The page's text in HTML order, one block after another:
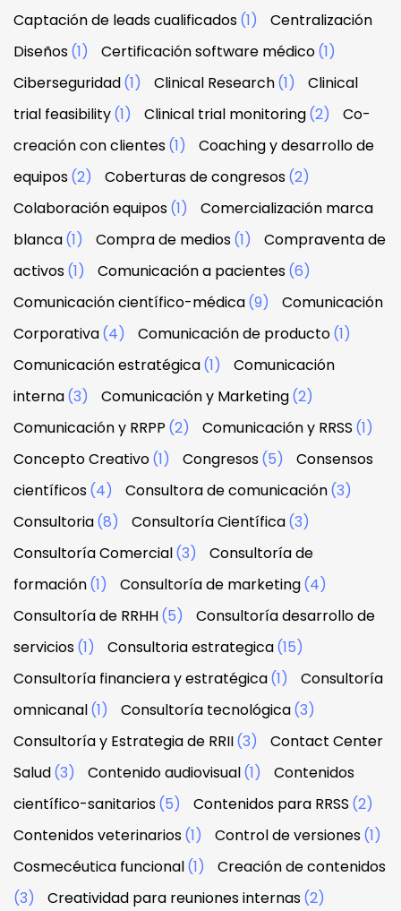
Captación de leads cualificados(1)
Centralización
Diseños(1) Certificación software médico(1)
Ciberseguridad(1) Clinical Research(1)
Clinical
trial feasibility(1) Clinical trial monitoring(2)
Co-
creación con clientes(1)
Coaching y desarrollo de
equipos(2) Coberturas de congresos(2)
Colaboración equipos(1)
Comercialización marca
blanca(1) Compra de medios(1)
Compraventa de
activos(1) Comunicación a pacientes(6)
Comunicación científico-médica(9)
Comunicación
Corporativa(4) Comunicación de producto(1)
Comunicación estratégica(1)
Comunicación
interna(3) Comunicación y Marketing(2)
Comunicación y RRPP (2) Comunicación y RRSS (1)
Concepto Creativo(1) Congresos(5)
Consensos
científicos(4) Consultora de comunicación(3)
Consultoria(8) Consultoría Científica(3)
Consultoría Comercial(3)
Consultoría de
formación(1) Consultoría de marketing(4)
Consultoría de RRHH(5)
Consultoría desarrollo de
servicios(1) Consultoria estrategica(15)
Consultoría financiera y estratégica(1)
Consultoría
omnicanal(1) Consultoría tecnológica(3)
Consultoría y Estrategia de RRII(3)
Contact Center
Salud(3) Contenido audiovisual(1)
Contenidos
científico-sanitarios(5) Contenidos para RRSS (2)
Contenidos veterinarios(1) Control de versiones(1)
Cosmecéutica funcional(1)
Creación de contenidos
(3)
Creatividad para reuniones internas(2)